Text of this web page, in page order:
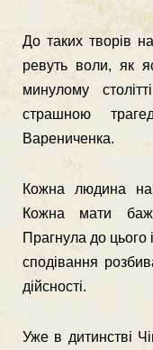
До таких творів
ревуть воли, як
минулому
страшною
Варениченка.
Кожна людина
Кожна мати
Прагнула до цього
сподівання
дійсності.
Уже в дитинстві